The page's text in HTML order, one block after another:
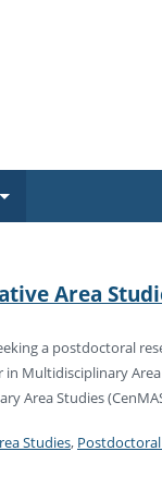
E-
East
Area
a postdoctoral
Multidisciplinary Area
Area Studies
Studies,